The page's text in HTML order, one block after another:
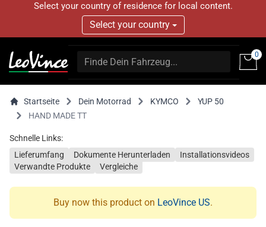
Select your country of residence for local content.
Select your country
0
Startseite Dein Motorrad KYMCO
YUP 50
HAND MADE TT
Schnelle Links:
Lieferumfang
Dokumente Herunterladen
Installationsvideos
Verwandte Produkte
Vergleiche
Buy now this product on LeoVince US.